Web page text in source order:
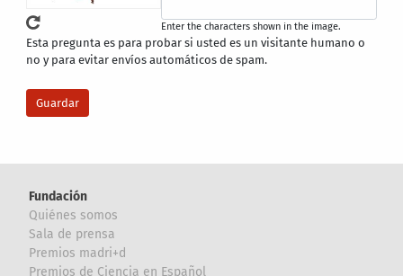
Enter the characters shown in the image.
Esta pregunta es para probar si usted es un visitante humano o
no y para evitar envíos automáticos de spam.
Fundación
Quiénes somos
Sala de prensa
Premios madri+d
Premios de Ciencia en Español